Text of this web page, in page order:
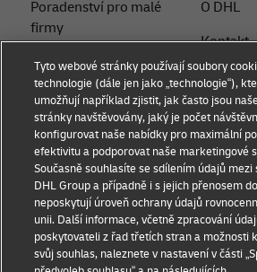
Poradenství pro malé
firmy
Poradenství v oblasti
elektronického
obchodování
B2B poradenství
Logistické poradenství
Novinky a postřehy
Přeprava s DHL
O DHL
Kontakt
Tiskové
Právní
Tyto webové stránky používají soubory
technologie (dále jen jako „technologie“),
umožňují například zjistit, jak často jsou
stránky navštěvovány, jaký je počet
konfigurovat naše nabídky pro maximální
efektivitu a podporovat naše marketingové
Současně souhlasíte se sdílením údajů mezi
DHL Group a případně i s jejich přenosem
neposkytují úroveň ochrany údajů
unii. Další informace, včetně zpracování
poskytovateli z řad třetích stran a možnosti
svůj souhlas, naleznete v nastavení v části